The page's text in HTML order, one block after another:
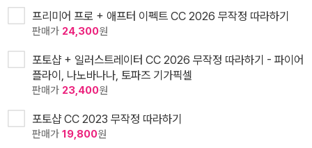
프리미어 프로 + 애프터 이펙트 CC 2026 무작정 따라하기
판매가 24,300원
포토샵 + 일러스트레이터 CC 2026 무작정 따라하기 - 파이어
플라이, 나노바나나, 토파즈 기가픽셀
판매가 23,400원
포토샵 CC 2023 무작정 따라하기
판매가 19,800원